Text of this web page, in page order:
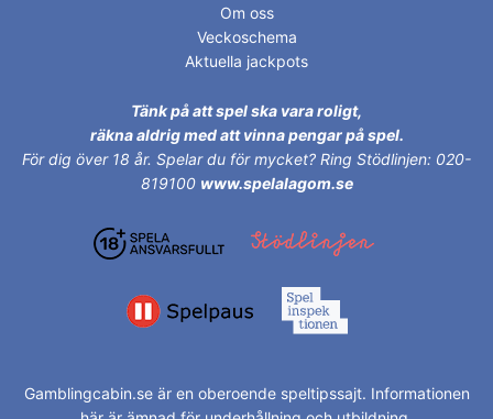
Om oss
Veckoschema
Aktuella jackpots
Tänk på att spel ska vara roligt,
räkna aldrig med att vinna pengar på spel.
För dig över 18 år. Spelar du för mycket? Ring Stödlinjen: 020-
819100 www.spelalagom.se
Gamblingcabin.se är en oberoende speltipssajt. Informationen